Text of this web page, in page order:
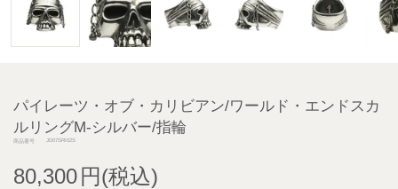
パイレーツ・オブ・カリビアン/ワールド・エンドスカ
ルリングM-シルバー/指輪
商品番号 JD07SRI02S
80,300